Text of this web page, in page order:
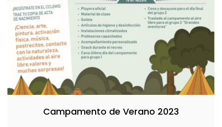
Campamento de Verano 2023